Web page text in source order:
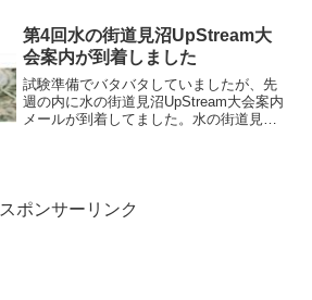
日引き換えは参加賞のみで、ゼッケンも
事前送付なんですね...
第4回水の街道見沼UpStream大
会案内が到着しました
試験準備でバタバタしていましたが、先
週の内に水の街道見沼UpStream大会案内
メールが到着してました。水の街道見沼
スポンサーリンク